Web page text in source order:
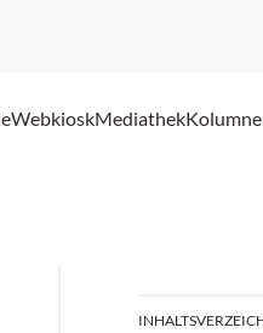
WebkioskMediathek